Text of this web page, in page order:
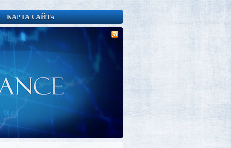
КАРТА САЙТА